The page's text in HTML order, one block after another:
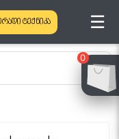
0
ტექნიკა ☰